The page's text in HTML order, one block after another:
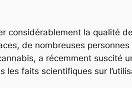
considérablement la qualité
de nombreuses
a récemment suscité
faits scientifiques sur